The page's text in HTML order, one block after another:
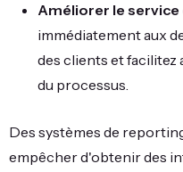
Améliorer le service
immédiatement aux
des clients et facilitez
du processus.
Des systèmes de
empêcher d'obtenir des